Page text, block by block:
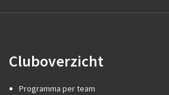
Cluboverzicht
Programma per team